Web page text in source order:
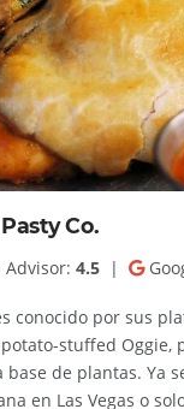
Co.
Advisor:4.5 |
conocido por sus
stuffed Oggie,
base de plantas. Ya
en Las Vegas o